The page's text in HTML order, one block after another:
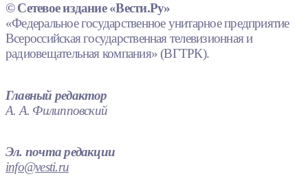
© Сетевое издание «Вести.Ру»
«Федеральное государственное унитарное предприятие
Всероссийская государственная телевизионная и
радиовещательная компания» (ВГТРК).
Главный редактор
А. А. Филипповский
Эл. почта редакции
info@vesti.ru